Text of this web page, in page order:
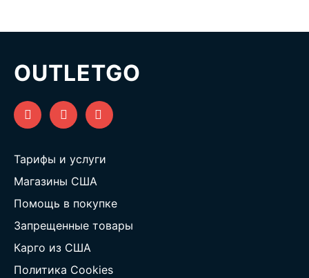
OUTLETGO
Тарифы и услуги
Магазины США
Помощь в покупке
Запрещенные товары
Карго из США
Политика Cookies